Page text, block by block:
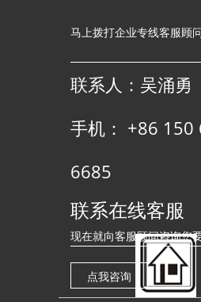
马上拨打企业专线客服顾
联系人：吴涌勇
手机： +86 150
6685
联系在线客服
现在就向客服顾问咨询您
点我咨询